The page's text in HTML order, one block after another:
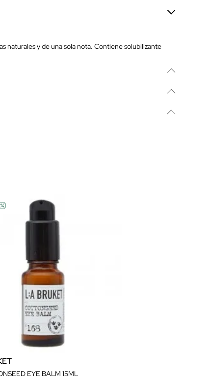
naturales y de una sola nota. Contiene solubilizante
EYE BALM 15ML